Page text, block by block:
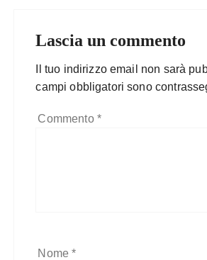
Lascia un commento
Il tuo indirizzo email non sarà
campi obbligatori sono
Commento *
Nome*